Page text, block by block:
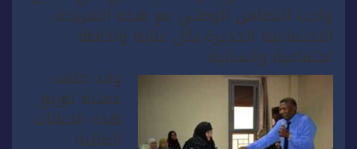
واجب التضامن الوطني مع هذه الشريحة
الاجتماعية الجديرة بكل عناية واحاطة
اجتماعية وانسانية .
وقد خلفت
عملية توزيع
هذه الاعانات
المالية